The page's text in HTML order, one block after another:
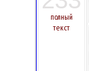
полный
текст